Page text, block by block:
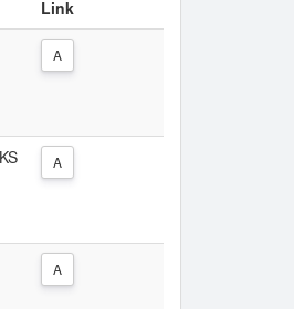
Link
A
A
A